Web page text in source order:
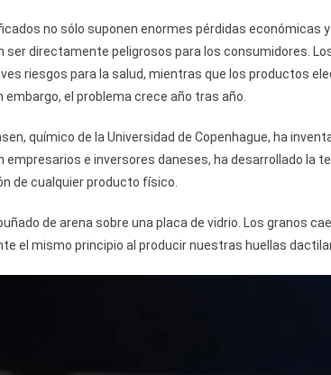
no sólo suponen enormes pérdidas económicas
ser directamente peligrosos para los consumidores.
riesgos para la salud, mientras que los productos
el problema crece año tras año.
químico de la Universidad de Copenhague, ha
empresarios e inversores daneses, ha desarrollado la
de cualquier producto físico.
de arena sobre una placa de vidrio. Los granos
el mismo principio al producir nuestras huellas